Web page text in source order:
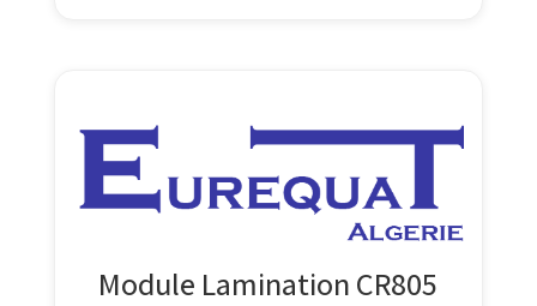
Module Lamination CR805